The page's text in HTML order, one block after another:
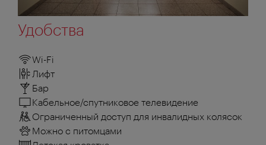
Удобства
Wi-Fi
Лифт
Бар
Кабельное/спутниковое телевидение
Ограниченный доступ для инвалидных колясок
Можно с питомцами